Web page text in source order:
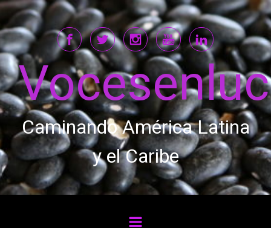
Saltar al contenido principal
Caminando América Latina
y el Caribe